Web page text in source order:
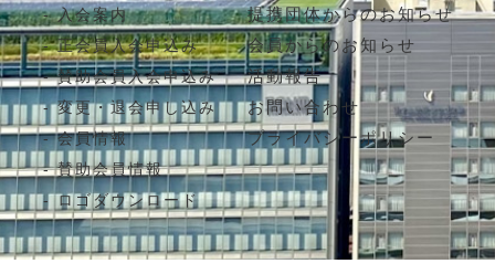
入会案内
正会員入会申込み
賛助会員入会申込み
変更・退会申し込み
会員情報
賛助会員情報
ロゴダウンロード
提携団体からのお知らせ
会員からのお知らせ
活動報告
お問い合わせ
プライバシーポリシー